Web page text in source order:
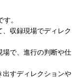
について
。
収録現場でディレク
場で、進行の判断や仕
出すディレクションや